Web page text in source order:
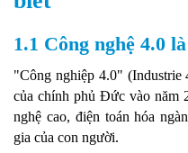
1.1 Công nghệ 4.0
"Công nghiệp 4.0" (Industrie
của chính phủ Đức vào năm
nghệ cao, điện toán hóa
gia của con người.